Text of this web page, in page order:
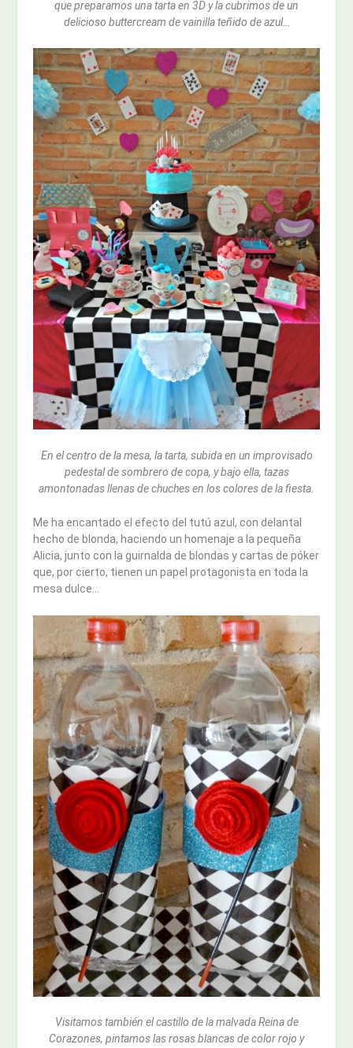
que preparamos una tarta en 3D y la cubrimos de un
delicioso buttercream de vainilla teñido de azul…
En el centro de la mesa, la tarta, subida en un improvisado
pedestal de sombrero de copa, y bajo ella, tazas
amontonadas llenas de chuches en los colores de la fiesta.
Me ha encantado el efecto del tutú azul, con delantal
hecho de blonda, haciendo un homenaje a la pequeña
Alicia, junto con la guirnalda de blondas y cartas de póker
que, por cierto, tienen un papel protagonista en toda la
mesa dulce…
Visitamos también el castillo de la malvada Reina de
Corazones, pintamos las rosas blancas de color rojo y